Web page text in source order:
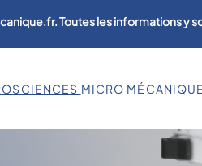
Toutes les informations y
MICRO MÉCANIQUE